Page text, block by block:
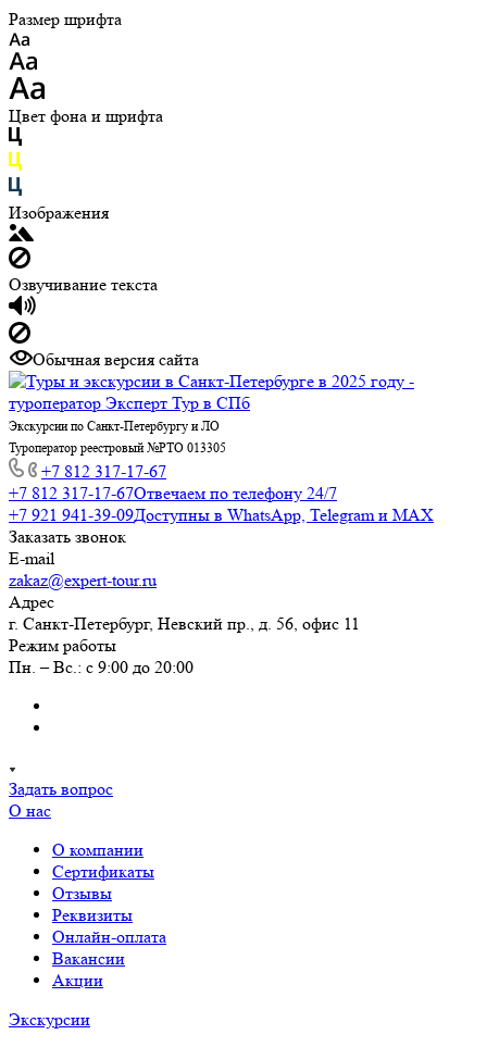
Размер шрифта
Цвет фона и шрифта
Изображения
Озвучивание текста
Обычная версия сайта
Экскурсии по Санкт-Петербургу и ЛО
Туроператор реестровый №РТО 013305
+7 812 317-17-67
+7 812 317-17-67Отвечаем по телефону 24/7
+7 921 941-39-09Доступны в WhatsApp, Telegram и MAX
Заказать звонок
E-mail
zakaz@expert-tour.ru
Адрес
г. Санкт-Петербург, Невский пр., д. 56, офис 11
Режим работы
Пн. – Вс.: с 9:00 до 20:00
Задать вопрос
О нас
О компании
Сертификаты
Отзывы
Реквизиты
Онлайн-оплата
Вакансии
Акции
Экскурсии